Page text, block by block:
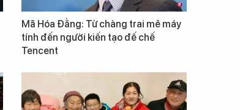
Mã Hóa Đằng: Từ chàng trai mê máy
tính đến người kiến tạo đế chế
Tencent